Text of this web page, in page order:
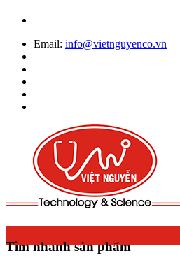
Email: info@vietnguyenco.vn
Tìm nhanh sản phẩm